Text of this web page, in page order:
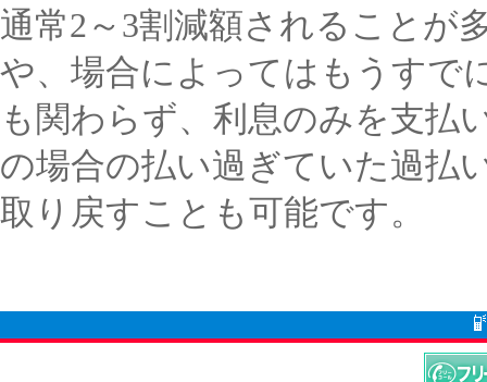
通常2～3割減額されることが
や、場合によってはもうすで
も関わらず、利息のみを支払
の場合の払い過ぎていた過払
取り戻すことも可能です。